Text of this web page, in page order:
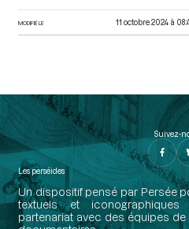
MODIFIÉ LE 11 octobre 2024 à
Suivez-
Les perséides
Un dispositif pensé par Persée
textuels et
partenariat avec des équipes